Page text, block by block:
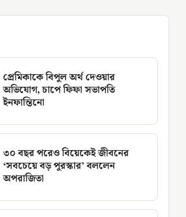
প্রেমিকাকে বিপুল অর্থ দেওয়ার
অভিযোগ, চাপে ফিফা সভাপতি
ইনফান্তিনো
৩০ বছর পরেও বিয়েকেই জীবনের
‘সবচেয়ে বড় পুরস্কার’ বললেন
অপরাজিতা